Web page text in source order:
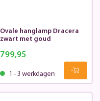
Ovale hanglamp Dracera
zwart met goud
799,95
1 - 3 werkdagen